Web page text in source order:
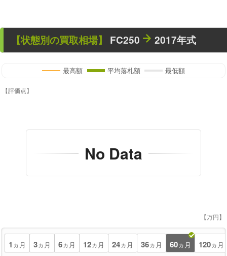
【状態別の買取相場】 FC250 2017年式
最高額 平均落札額 最低額
【評価点】
No Data
【万円】
1 ヵ月 3ヵ月 6ヵ月 12ヵ月 24ヵ月 36ヵ月 60ヵ月 120ヵ月